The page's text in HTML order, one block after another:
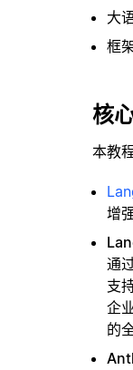
大
框
核
本教
增
通
支
企
的